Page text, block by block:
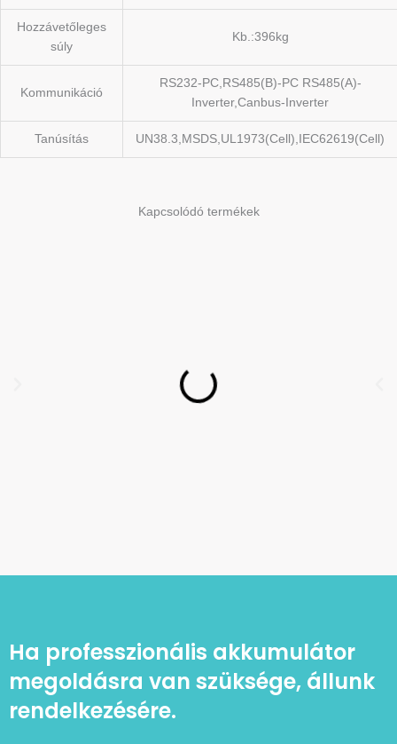
Hozzávetőleges
súly
Kb.:396kg
Kommunikáció
RS232-PC,RS485(B)-PC RS485(A)-
Inverter,Canbus-Inverter
Tanúsítás UN38.3,MSDS,UL1973(Cell),IEC62619(Cell)
Kapcsolódó termékek
Ha professzionális akkumulátor
megoldásra van szüksége, állunk
rendelkezésére.